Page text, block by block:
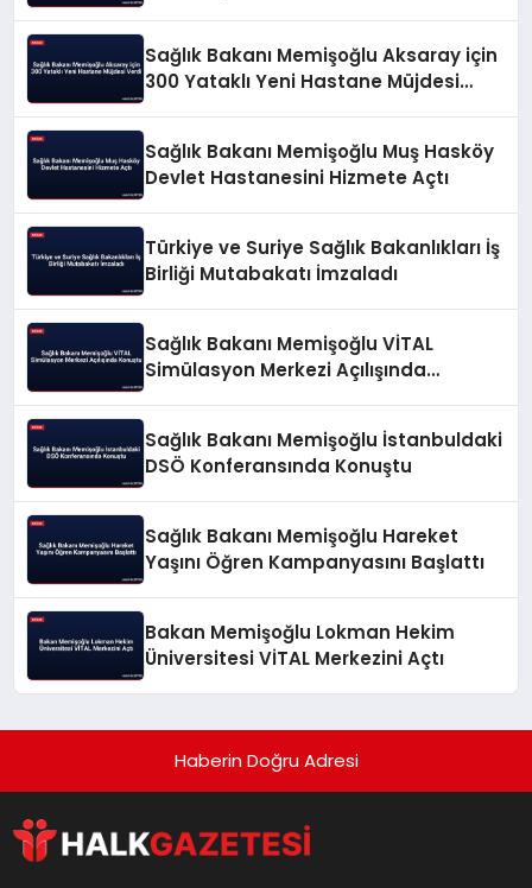
Sağlık Bakanı Memişoğlu Aksaray için
300 Yataklı Yeni Hastane Müjdesi
Sağlık Bakanı Memişoğlu Muş Hasköy
Devlet Hastanesini Hizmete Açtı
Türkiye ve Suriye Sağlık Bakanlıkları İş
Birliği Mutabakatı İmzaladı
Sağlık Bakanı Memişoğlu VİTAL
Simülasyon Merkezi Açılışında
Sağlık Bakanı Memişoğlu İstanbuldaki
DSÖ Konferansında Konuştu
Sağlık Bakanı Memişoğlu Hareket
Yaşını Öğren Kampanyasını Başlattı
Bakan Memişoğlu Lokman Hekim
Üniversitesi VİTAL Merkezini Açtı
Haberin Doğru Adresi